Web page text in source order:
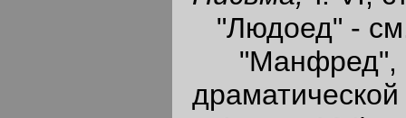
"Людоед" -
"Манфред",